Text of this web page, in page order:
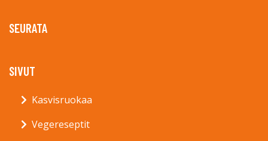
SEURATA
SIVUT
Kasvisruokaa
Vegereseptit